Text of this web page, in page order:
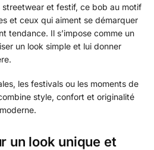
streetwear et festif, ce bob au motif
et ceux qui aiment se démarquer
tendance. Il s’impose comme un
un look simple et lui donner
les festivals ou les moments de
style, confort et originalité
un look unique et